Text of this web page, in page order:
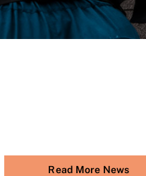
Read More News